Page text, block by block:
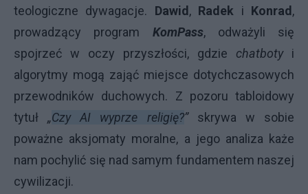
teologiczne dywagacje. Dawid , Radek i Konrad ,
prowadzący program KomPass, odważyli się
spojrzeć w oczy przyszłości, gdzie chatbotyi
algorytmy mogą zająć miejsce dotychczasowych
przewodników duchowych. Z pozoru tabloidowy
tytuł„Czy AI wyprze religię?”skrywa w sobie
poważne aksjomaty moralne, a jego analiza każe
nam pochylić się nad samym fundamentem naszej
cywilizacji.